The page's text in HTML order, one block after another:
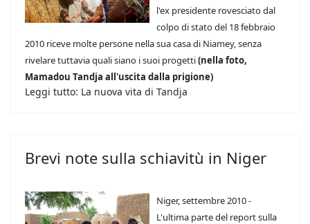
l'ex presidente rovesciato dal
colpo di stato del 18 febbraio
2010 riceve molte persone nella sua casa di Niamey, senza
rivelare tuttavia quali siano i suoi progetti(nella foto,
Mamadou Tandja all'uscita dalla prigione)
Leggi tutto: La nuova vita di Tandja
Brevi note sulla schiavitù in Niger
Niger, settembre 2010 -
L'ultima parte del report sulla